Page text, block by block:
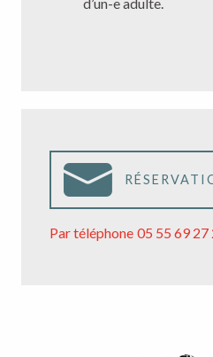
Par téléphone 05 55 69 27